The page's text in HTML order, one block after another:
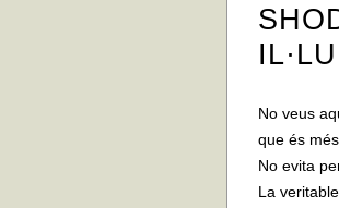
No veus
que és
No evita
La